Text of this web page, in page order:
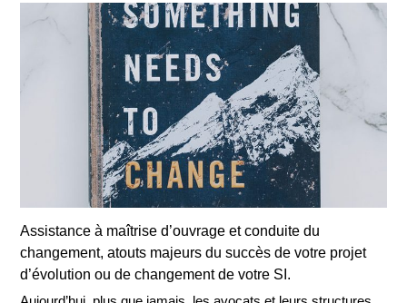
Assistance à maîtrise d’ouvrage et conduite du
changement, atouts majeurs du succès de votre projet
d’évolution ou de changement de votre SI.